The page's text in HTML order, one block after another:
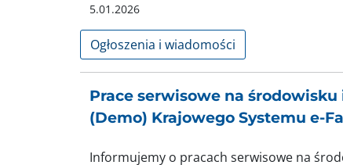
5.01.2026
Ogłoszenia i wiadomości
Prace serwisowe na
(Demo) Krajowego Systemu e-
Informujemy o pracach serwisowe na